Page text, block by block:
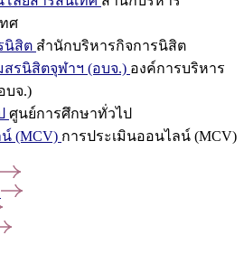
ศ
นิสิต สำนักบริหารกิจการนิสิต
รนิสิตจุฬาฯ (อบจ.) องค์การบริหาร
บจ.)
ศูนย์การศึกษาทั่วไป
(MCV) การประเมินออนไลน์ (MCV)